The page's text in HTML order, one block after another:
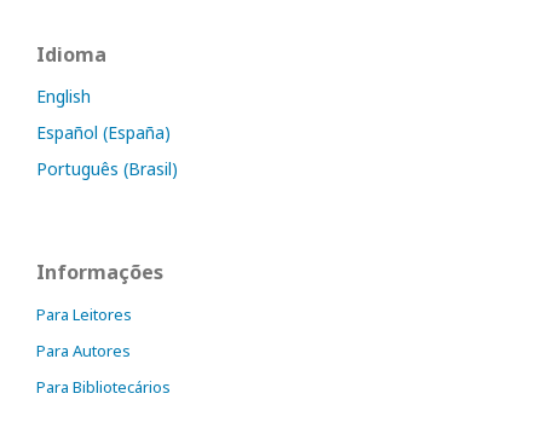
Idioma
English
Español (España)
Português (Brasil)
Informações
Para Leitores
Para Autores
Para Bibliotecários